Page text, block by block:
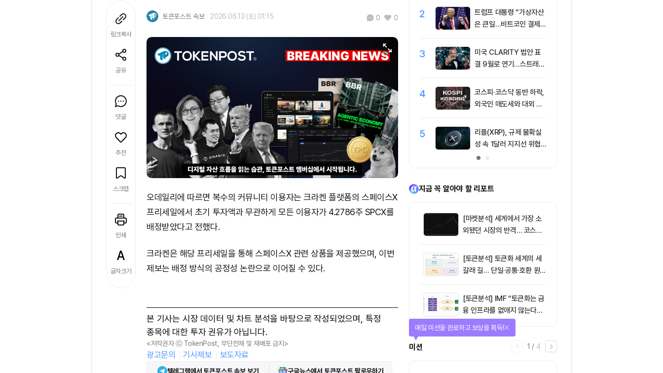
링크복사
공유
댓글
추천
스크랩
인쇄
글자크기
토큰포스트 속보 2026.06.13 (토) 01:15 0 0
오데일리에 따르면 복수의 커뮤니티 이용자는 크라켄 플랫폼의 스페이스X
프리세일에서 초기 투자액과 무관하게 모든 이용자가 4.2786주 SPCX를
배정받았다고 전했다.
크라켄은 해당 프리세일을 통해 스페이스X 관련 상품을 제공했으며, 이번
제보는 배정 방식의 공정성 논란으로 이어질 수 있다.
본 기사는 시장 데이터 및 차트 분석을 바탕으로 작성되었으며, 특정
종목에 대한 투자 권유가 아닙니다.
<저작권자 ⓒ TokenPost, 무단전재 및 재배포 금지>
광고문의 기사제보 보도자료
텔레그램에서 토큰포스트 속보 보기 구글뉴스에서 토큰포스트 팔로우하기
2
트럼프 대통령 “가상자산
은 큰일…비트코인 결제
3
미국 CLARITY 법안 표
결 9월로 연기…스트래티
4
코스피·코스닥 동반 하락,
외국인 매도세와 대외 불
5
리플(XRP), 규제 불확실
성 속 1달러 지지선 위협
받아
지금 꼭 알아야 할 리포트
[마켓분석] 세계에서 가장 소
외됐던 시장의 반격… 코스피
[토큰분석] 토큰화 세계의 세
갈래 길… 단일·공통·호환 원장
명
[토큰분석] IMF “토큰화는 금
융 인프라를 없애지 않는다…
‘하이브리드 FMI’로 재편할
1 / 4
미션
매일 미션을 완료하고 보상을 획득!